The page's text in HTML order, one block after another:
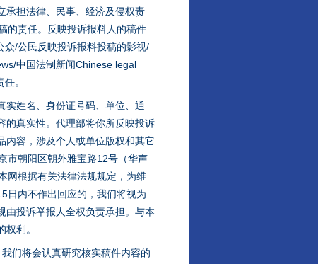
承担法律、民事、经济及侵权责
的责任。反映投诉报料人的稿件
/公民反映投诉报料投稿的影视/
中国法制新闻Chinese legal
。
实姓名、身份证号码、单位、通
的真实性。代理部将你所反映投诉
内容，涉及个人或单位版权和其它
市朝阳区朝外雅宝路12号（华声
网根据有关法律法规规定，为维
日内不作出回应的，我们将视为
由投诉举报人全权负责承担。与本
利。
们将会认真研究核实稿件内容的